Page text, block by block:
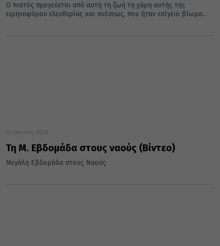
Ο πιστός προγεύεται από αυτή τη ζωή τη χάρη αυτής της
ειρηνοφόρου ελευθερίας και ανέσεως, που ήταν επίγειο βίωμα...
10 Απριλίου 2026
Τη Μ. Εβδομάδα στους ναούς (Βίντεο)
Μεγάλη Εβδομάδα στους Ναούς